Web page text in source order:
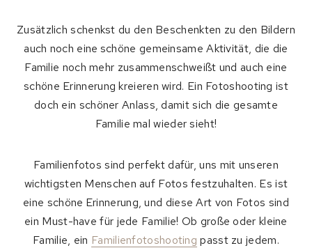
Zusätzlich schenkst du den Beschenkten zu den Bildern
auch noch eine schöne gemeinsame Aktivität, die die
Familie noch mehr zusammenschweißt und auch eine
schöne Erinnerung kreieren wird. Ein Fotoshooting ist
doch ein schöner Anlass, damit sich die gesamte
Familie mal wieder sieht!
Familienfotos sind perfekt dafür, uns mit unseren
wichtigsten Menschen auf Fotos festzuhalten. Es ist
eine schöne Erinnerung, und diese Art von Fotos sind
ein Must-have für jede Familie! Ob große oder kleine
Familie, ein Familienfotoshooting passt zu jedem.